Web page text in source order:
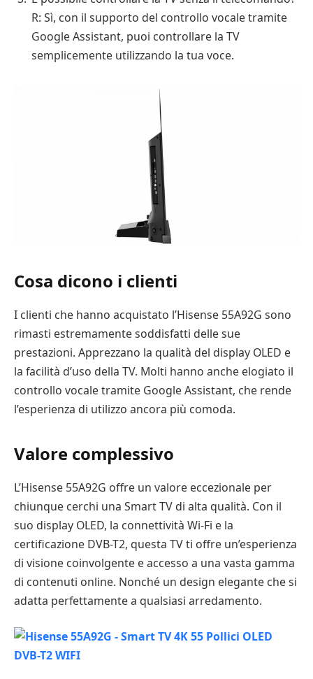
R: Sì, con il supporto del controllo vocale tramite
Google Assistant, puoi controllare la TV
semplicemente utilizzando la tua voce.
Cosa dicono i clienti
I clienti che hanno acquistato l’Hisense 55A92G sono
rimasti estremamente soddisfatti delle sue
prestazioni. Apprezzano la qualità del display OLED e
la facilità d’uso della TV. Molti hanno anche elogiato il
controllo vocale tramite Google Assistant, che rende
l’esperienza di utilizzo ancora più comoda.
Valore complessivo
L’Hisense 55A92G offre un valore eccezionale per
chiunque cerchi una Smart TV di alta qualità. Con il
suo display OLED, la connettività Wi-Fi e la
certificazione DVB-T2, questa TV ti offre un’esperienza
di visione coinvolgente e accesso a una vasta gamma
di contenuti online. Nonché un design elegante che si
adatta perfettamente a qualsiasi arredamento.